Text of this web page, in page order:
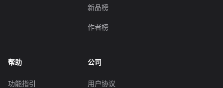
新品榜
作者榜
帮助
功能指引
公司
用户协议